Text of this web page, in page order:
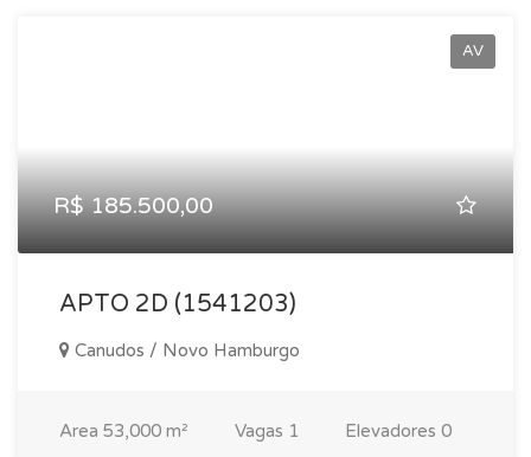
AV
R$ 185.500,00
APTO 2D (1541203)
Canudos / Novo Hamburgo
Area 53,000 m² Vagas 1 Elevadores 0